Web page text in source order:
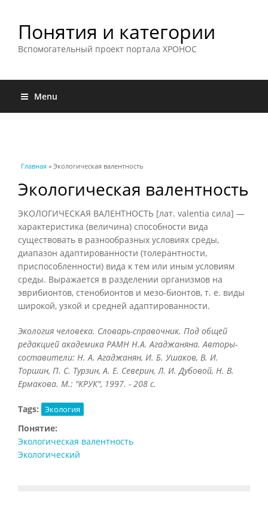
Понятия и категории
Вспомогательный проект портала ХРОНОС
Menu
Вы здесь
Главная » Экологическая валентность
Экологическая валентность
ЭКОЛОГИЧЕСКАЯ ВАЛЕНТНОСТЬ [лат. valentia сила] —
характеристика (величина) способности вида
существовать в разнообразных условиях среды,
диапазон адаптированности (толерантности,
приспособленности) вида к тем или иным условиям
среды. Выражается в разделении организмов на
эврибионтов, стенобионтов и мезо-бионтов, т. е. виды
широкой, узкой и средней адаптированности.
Экология человека. Словарь-справочник. Под общей
редакцией академика РАМН Н.А. Агаджаняна. Авторы-
составители: Н. А. Агаджанян, И. Б. Ушаков, В. И.
Торшин, П. С. Турзин, А. Е. Северин, Л. И. Дубовой, Н. В.
Ермакова. М.: "КРУК", 1997. - 208 с.
Tags: Экология
Понятие:
Экологическая валентность
Экологический